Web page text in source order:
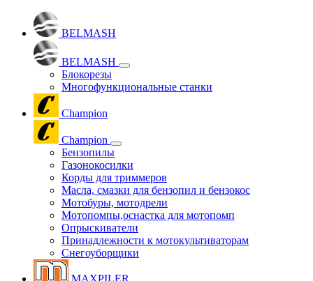
BELMASH
BELMASH
Блокорезы
Многофункциональные станки
Champion
Champion
Бензопилы
Газонокосилки
Корды для триммеров
Масла, смазки для бензопил и бензокос
Мотобуры, мотодрели
Мотопомпы,оснастка для мотопомп
Опрыскиватели
Принадлежности к мотокультиваторам
Снегоуборщики
MAXPILER